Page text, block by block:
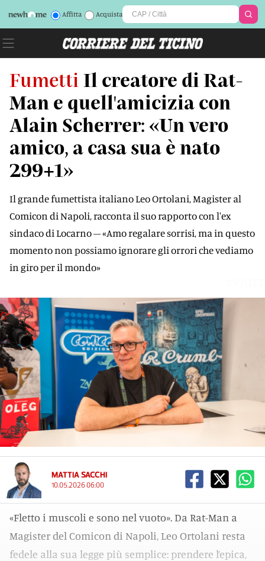
Affitta Acquista
Fumetti Il creatore di Rat-
Man e quell'amicizia con
Alain Scherrer: «Un vero
amico, a casa sua è nato
299+1»
Il grande fumettista italiano Leo Ortolani, Magister al
Comicon di Napoli, racconta il suo rapporto con l'ex
sindaco di Locarno – «Amo regalare sorrisi, ma in questo
momento non possiamo ignorare gli orrori che vediamo
in giro per il mondo»
MATTIA SACCHI
10.05.2026 06:00
«Fletto i muscoli e sono nel vuoto». Da Rat-Man a
Magister del Comicon di Napoli, Leo Ortolani resta
fedele alla sua legge più semplice: prendere l’epica,